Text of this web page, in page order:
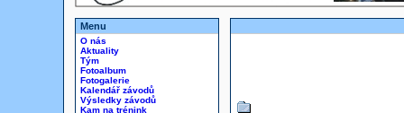
Menu
O nás
Aktuality
Tým
Fotoalbum
Fotogalerie
Kalendář závodů
Výsledky závodů
Kam na trénink